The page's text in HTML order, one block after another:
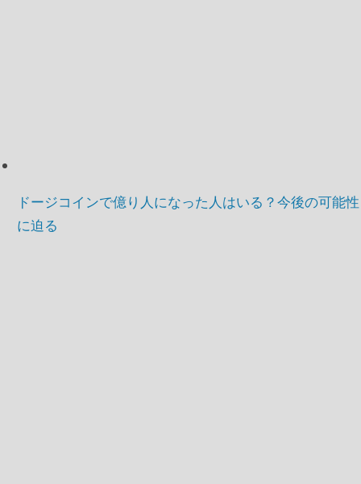
ドージコインで億り人になった人はいる？今後の可能性
に迫る